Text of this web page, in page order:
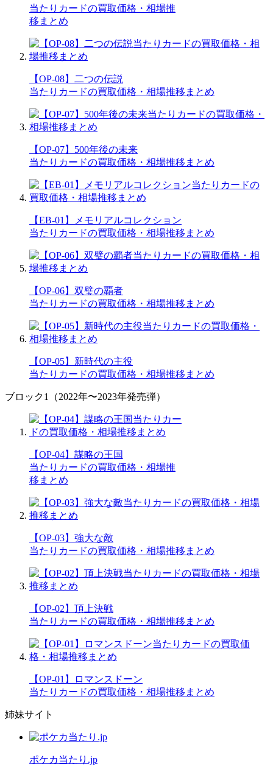
当たりカードの買取価格・相場推
移まとめ
【OP-08】二つの伝説
当たりカードの買取価格・相場推移まとめ
【OP-07】500年後の未来
当たりカードの買取価格・相場推移まとめ
【EB-01】メモリアルコレクション
当たりカードの買取価格・相場推移まとめ
【OP-06】双璧の覇者
当たりカードの買取価格・相場推移まとめ
【OP-05】新時代の主役
当たりカードの買取価格・相場推移まとめ
ブロック1（2022年〜2023年発売弾）
【OP-04】謀略の王国
当たりカードの買取価格・相場推
移まとめ
【OP-03】強大な敵
当たりカードの買取価格・相場推移まとめ
【OP-02】頂上決戦
当たりカードの買取価格・相場推移まとめ
【OP-01】ロマンスドーン
当たりカードの買取価格・相場推移まとめ
姉妹サイト
ポケカ当たり.jp